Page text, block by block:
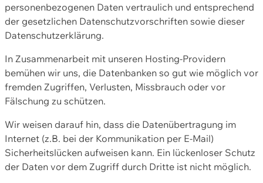
personenbezogenen Daten vertraulich und entsprechend
der gesetzlichen Datenschutzvorschriften sowie dieser
Datenschutzerklärung.
In Zusammenarbeit mit unseren Hosting-Providern
bemühen wir uns, die Datenbanken so gut wie möglich vor
fremden Zugriffen, Verlusten, Missbrauch oder vor
Fälschung zu schützen.
Wir weisen darauf hin, dass die Datenübertragung im
Internet (z.B. bei der Kommunikation per E-Mail)
Sicherheitslücken aufweisen kann. Ein lückenloser Schutz
der Daten vor dem Zugriff durch Dritte ist nicht möglich.